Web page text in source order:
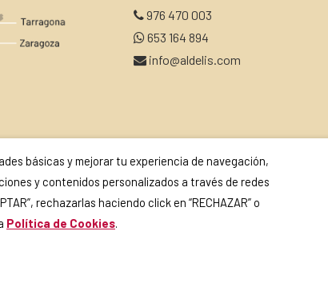
976 470 003
653 164 894
info@aldelis.com
lapolítica de privacidad
básicas y mejorar tu experiencia de navegación,
y contenidos personalizados a través de redes
rechazarlas haciendo click en “RECHAZAR” o
Política de Cookies.